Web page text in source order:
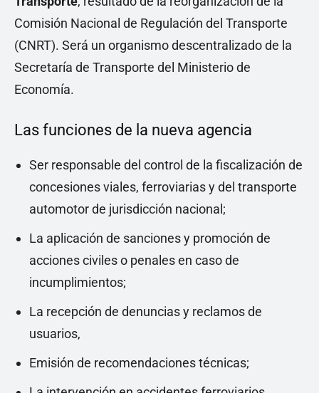
Comisión Nacional de Regulación del Transporte
(CNRT). Será un organismo descentralizado de la
Secretaría de Transporte del Ministerio de
Economía.
Las funciones de la nueva agencia
Ser responsable del control de la fiscalización de
concesiones viales, ferroviarias y del transporte
automotor de jurisdicción nacional;
La aplicación de sanciones y promoción de
acciones civiles o penales en caso de
incumplimientos;
La recepción de denuncias y reclamos de
usuarios,
Emisión de recomendaciones técnicas;